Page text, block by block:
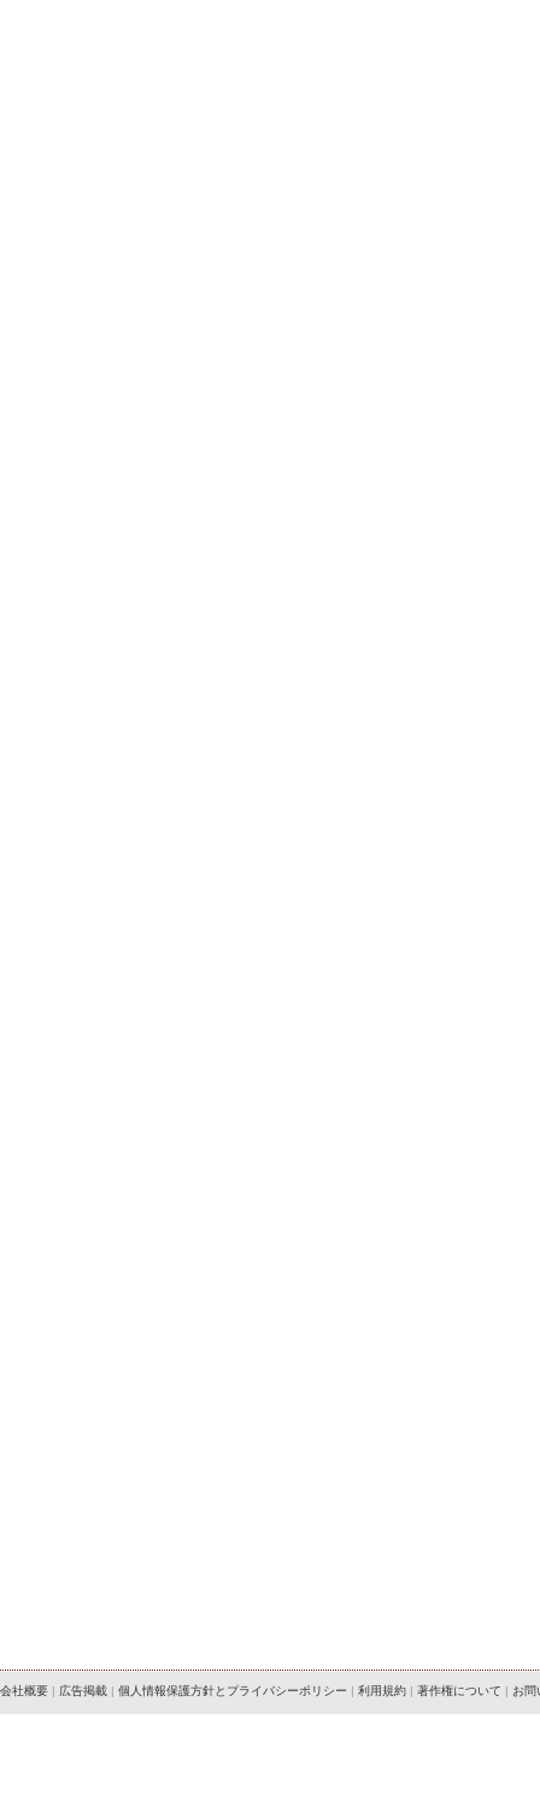
会社概要 | 広告掲載 | 個人情報保護方針とプライバシーポリシー | 利用規約 | 著作権について | お問